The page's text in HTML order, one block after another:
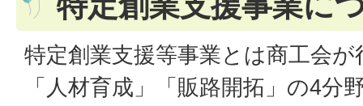
特定創業支援等事業とは商工会
「人材育成」「販路開拓」の4分